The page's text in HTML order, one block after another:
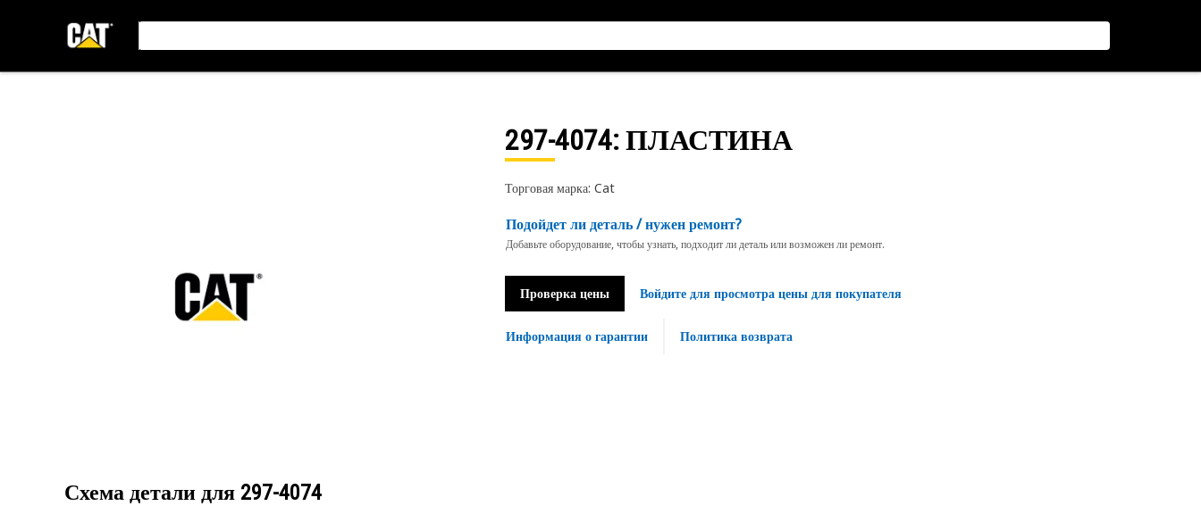
297-4074: ПЛАСТИНА
Торговая марка: Cat
Подойдет ли деталь / нужен ремонт?
Добавьте оборудование, чтобы узнать, подходит ли деталь или возможен ли ремонт.
Проверка цены Войдите для просмотра цены для покупателя
Информация о гарантии Политика возврата
Схема детали для 297-4074